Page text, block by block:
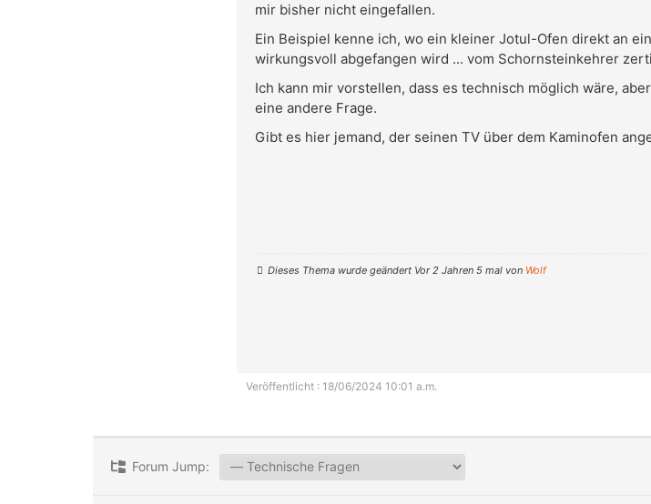
mir bisher nicht eingefallen.
Ein Beispiel kenne ich, wo ein kleiner Jotul-Ofen direkt an
wirkungsvoll abgefangen wird ... vom Schornsteinkehrer
Ich kann mir vorstellen, dass es technisch möglich wäre,
eine andere Frage.
Gibt es hier jemand, der seinen TV über dem Kaminofen
Dieses Thema wurde geändert Vor 2 Jahren 5 mal von Wolf
Veröffentlicht : 18/06/2024 10:01 a.m.
Forum Jump: